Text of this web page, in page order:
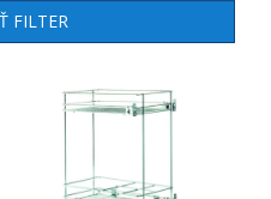
FILTER